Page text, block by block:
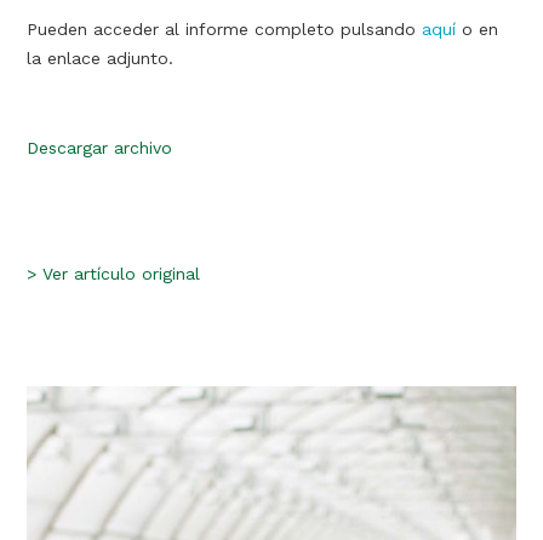
Pueden acceder al informe completo pulsando aquío en
la enlace adjunto.
Descargar archivo
> Ver artículo original